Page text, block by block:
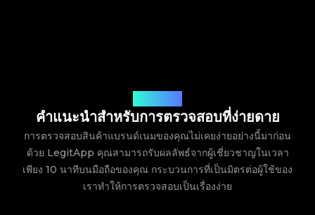
คำแนะนำสำหรับการตรวจสอบที่ง่ายดาย
การตรวจสอบสินค้าแบรนด์เนมของคุณไม่เคยง่ายอย่างนี้มาก่อน
ด้วย LegitApp คุณสามารถรับผลลัพธ์จากผู้เชี่ยวชาญในเวลา
เพียง 10 นาทีบนมือถือของคุณ กระบวนการที่เป็นมิตรต่อผู้ใช้ของ
เราทำให้การตรวจสอบเป็นเรื่องง่าย